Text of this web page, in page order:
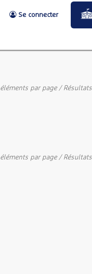
Se connecter
éléments par page/
éléments par page/